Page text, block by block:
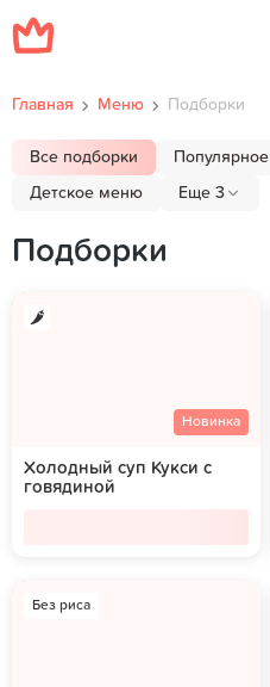
Главная Меню Подборки
Все подборки Популярное
Детское меню Еще 3
Подборки
Новинка
Холодный суп Кукси с
говядиной
Без риса